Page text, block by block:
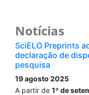
Notícias
SciELO Preprints
declaração de
pesquisa
19 agosto 2025
A partir de 1º de